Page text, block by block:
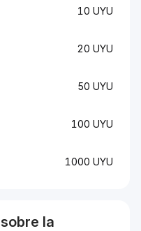
10 UYU
20 UYU
50 UYU
100 UYU
1000 UYU
la